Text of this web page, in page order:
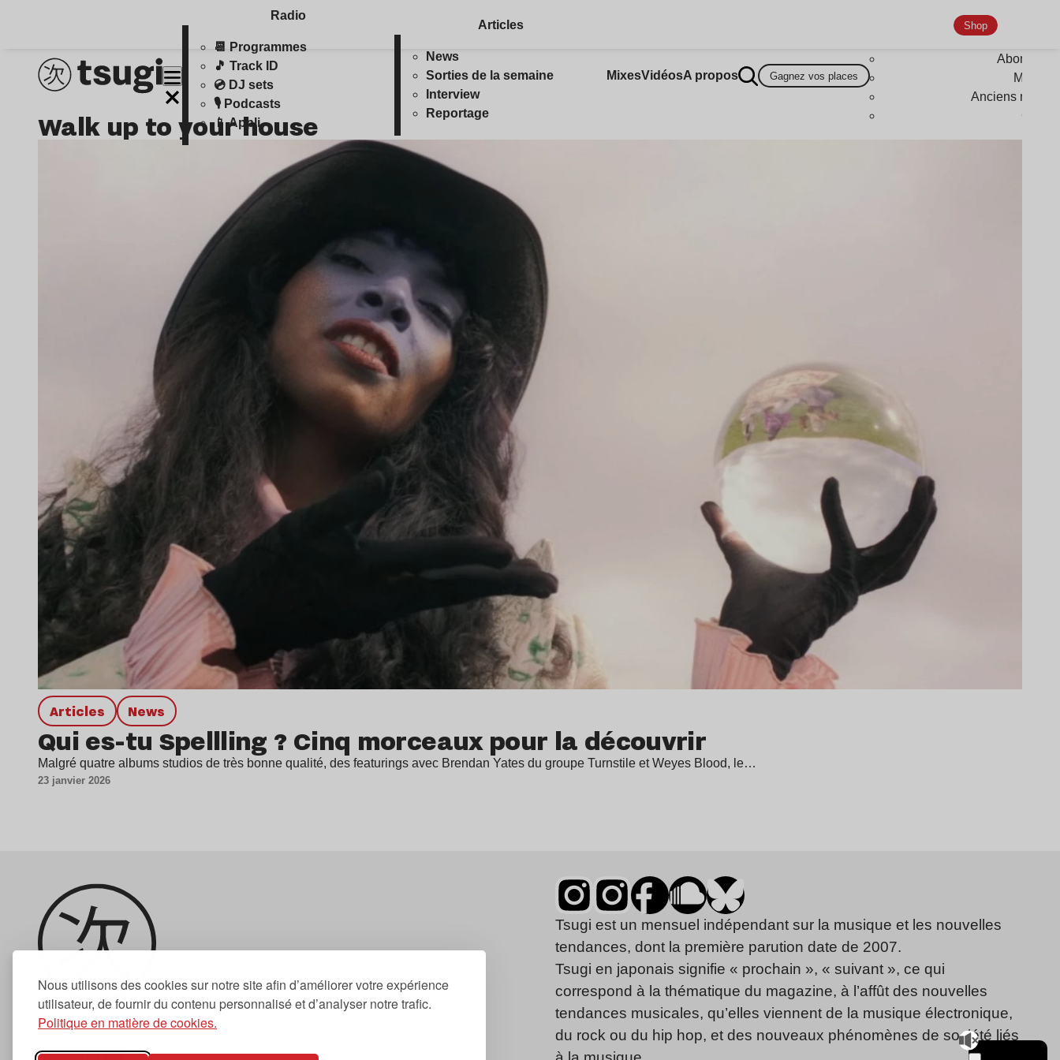
Nous utilisons des cookies sur notre site afin d’améliorer votre expérience
utilisateur, de fournir du contenu personnalisé et d’analyser notre trafic.
Politique en matière de cookies.
Radio
📆 Programmes
🎵 Track ID
💿 DJ sets
🎙️ Podcasts
📱 Appli
Articles
News
Sorties de la semaine
Interview
Reportage
MixesVidéosA propos Gagnez vos places
Shop
Anciens
walk up to your house
Articles news
Qui es-tu Spellling ? Cinq morceaux pour la découvrir
Malgré quatre albums studios de très bonne qualité, des featurings avec Brendan Yates du groupe Turnstile et Weyes Blood, le…
23 janvier 2026
Newsletter
Tsugi est un mensuel indépendant sur la musique et les nouvelles
tendances, dont la première parution date de 2007.
Tsugi en japonais signifie « prochain », « suivant », ce qui
correspond à la thématique du magazine, à l’affût des nouvelles
tendances musicales, qu’elles viennent de la musique électronique,
du rock ou du hip hop, et des nouveaux phénomènes de société liés